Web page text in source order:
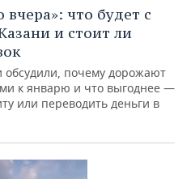
что будет с
и стоит ли
почему дорожают
к январю и что выгоднее —
или переводить деньги в